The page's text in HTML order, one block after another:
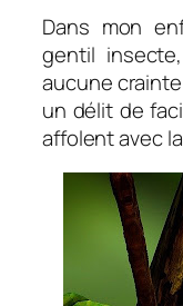
Dans mon
gentil
aucune
un délit de
affolent avec